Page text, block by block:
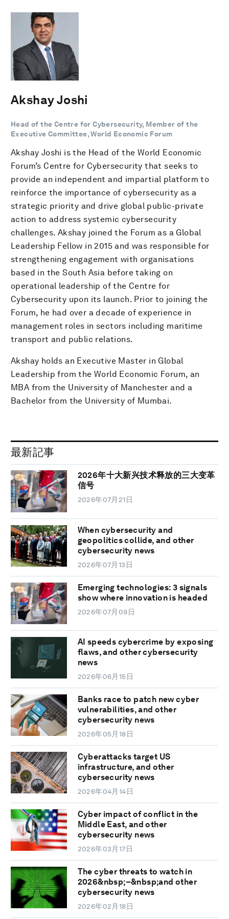
Akshay Joshi
Head of the Centre for Cybersecurity, Member of the
Executive Committee, World Economic Forum
Akshay Joshi is the Head of the World Economic
Forum’s Centre for Cybersecurity that seeks to
provide an independent and impartial platform to
reinforce the importance of cybersecurity as a
strategic priority and drive global public-private
action to address systemic cybersecurity
challenges. Akshay joined the Forum as a Global
Leadership Fellow in 2015 and was responsible for
strengthening engagement with organisations
based in the South Asia before taking on
operational leadership of the Centre for
Cybersecurity upon its launch. Prior to joining the
Forum, he had over a decade of experience in
management roles in sectors including maritime
transport and public relations.
Akshay holds an Executive Master in Global
Leadership from the World Economic Forum, an
MBA from the University of Manchester and a
Bachelor from the University of Mumbai.
最新記事
2026年十大新兴技术释放的三大变革
信号
2026年07月21日
When cybersecurity and
geopolitics collide, and other
cybersecurity news
2026年07月13日
Emerging technologies: 3 signals
show where innovation is headed
2026年07月09日
AI speeds cybercrime by exposing
flaws, and other cybersecurity
news
2026年06月15日
Banks race to patch new cyber
vulnerabilities, and other
cybersecurity news
2026年05月18日
Cyberattacks target US
infrastructure, and other
cybersecurity news
2026年04月14日
Cyber impact of conflict in the
Middle East, and other
cybersecurity news
2026年03月17日
The cyber threats to watch in
2026&nbsp;–&nbsp;and other
cybersecurity news
2026年02月18日